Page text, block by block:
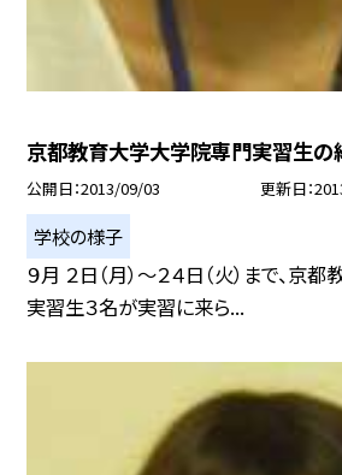
京都教育大学大学院専門実習生の
公開日 2013/09/03 更新日
学校の様子
９月 ２日（月）〜２４日（火）まで、京
実習生３名が実習に来ら...